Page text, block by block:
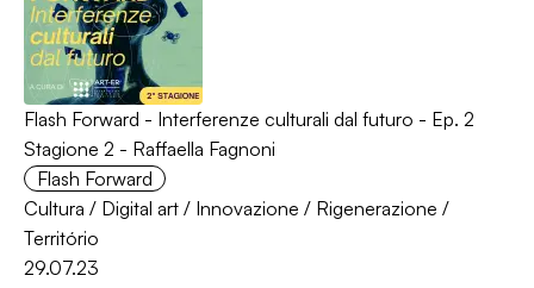
Flash Forward - Interferenze culturali dal futuro - Ep. 2
Stagione 2 - Raffaella Fagnoni
Flash Forward
Cultura / Digital art / Innovazione / Rigenerazione /
Território
29.07.23